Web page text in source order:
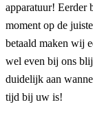
apparatuur! Eerder
moment op de
betaald maken wij
wel even bij ons
duidelijk aan
tijd bij uw is!